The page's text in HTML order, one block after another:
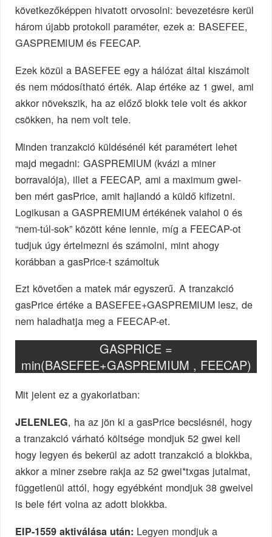
következőképpen hivatott orvosolni: bevezetésre kerül
három újabb protokoll paraméter, ezek a: BASEFEE,
GASPREMIUM és FEECAP.
Ezek közül a BASEFEE egy a hálózat által kiszámolt
és nem módosítható érték. Alap értéke az 1 gwei, ami
akkor növekszik, ha az előző blokk tele volt és akkor
csökken, ha nem volt tele.
Minden tranzakció küldésénél két paramétert lehet
majd megadni: GASPREMIUM (kvázi a miner
borravalója), illet a FEECAP, ami a maximum gwei-
ben mért gasPrice, amit hajlandó a küldő kifizetni.
Logikusan a GASPREMIUM értékének valahol 0 és
“nem-túl-sok” között kéne lennie, míg a FEECAP-ot
tudjuk úgy értelmezni és számolni, mint ahogy
korábban a gasPrice-t számoltuk
Ezt követően a matek már egyszerű. A tranzakció
gasPrice értéke a BASEFEE+GASPREMIUM lesz, de
nem haladhatja meg a FEECAP-et.
GASPRICE =
min(BASEFEE+GASPREMIUM , FEECAP)
Mit jelent ez a gyakorlatban:
JELENLEG, ha az jön ki a gasPrice becslésnél, hogy
a tranzakció várható költsége mondjuk 52 gwei kell
hogy legyen és bekerül az adott tranzakció a blokkba,
akkor a miner zsebre rakja az 52 gwei*txgas jutalmat,
függetlenül attól, hogy egyébként mondjuk 38 gweivel
is bele fért volna az adott blokkba.
EIP-1559 aktiválása után: Legyen mondjuk a